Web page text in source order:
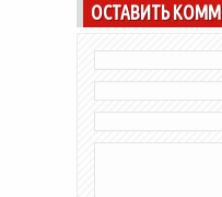
ОСТАВИТЬ